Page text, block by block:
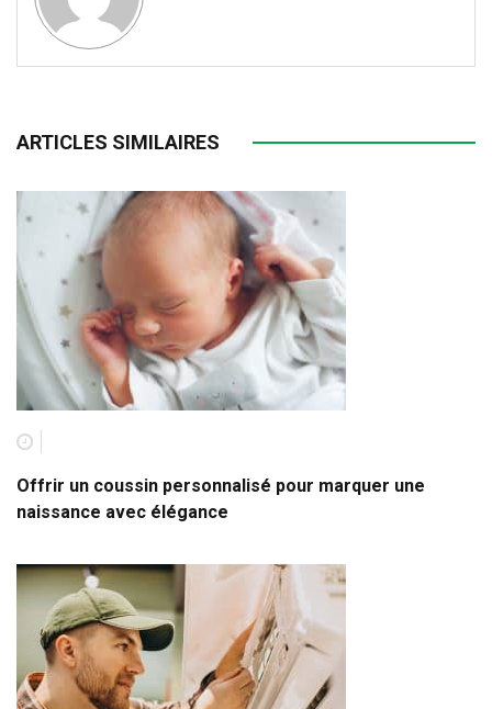
ARTICLES SIMILAIRES
Offrir un coussin personnalisé pour marquer une
naissance avec élégance